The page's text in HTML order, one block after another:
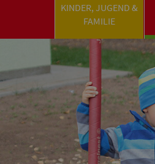
KINDER, JUGEND &
FAMILIE